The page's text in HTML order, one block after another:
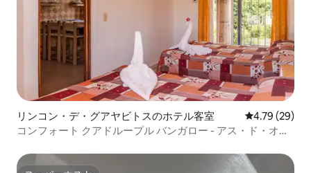
リンコン・デ・グアヤビトスのホテル客室 レビュー29
4.79 (29)
コンフォート クアドループル バンガロー - アス・ド・オロ